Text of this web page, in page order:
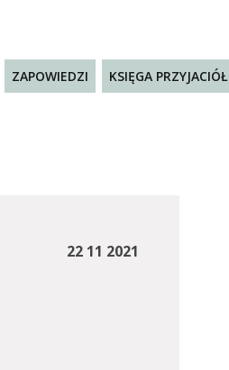
ZAPOWIEDZI KSIĘGA PRZYJACIÓŁ
22 11 2021